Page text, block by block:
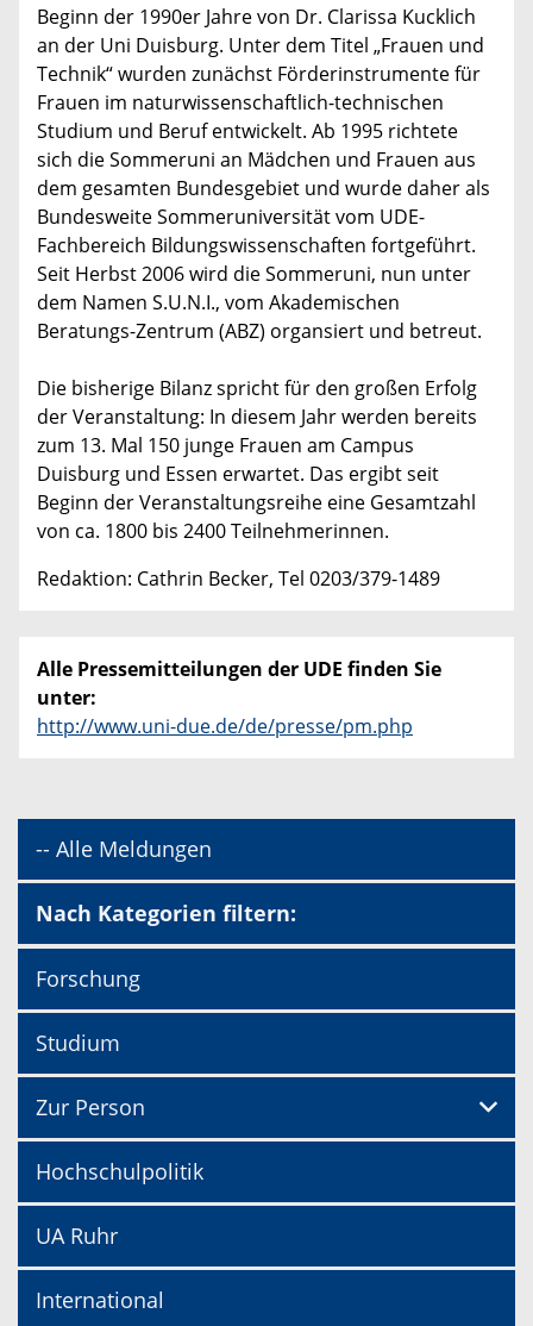
Beginn der 1990er Jahre von Dr. Clarissa Kucklich
an der Uni Duisburg. Unter dem Titel „Frauen und
Technik“ wurden zunächst Förderinstrumente für
Frauen im naturwissenschaftlich-technischen
Studium und Beruf entwickelt. Ab 1995 richtete
sich die Sommeruni an Mädchen und Frauen aus
dem gesamten Bundesgebiet und wurde daher als
Bundesweite Sommeruniversität vom UDE-
Fachbereich Bildungswissenschaften fortgeführt.
Seit Herbst 2006 wird die Sommeruni, nun unter
dem Namen S.U.N.I., vom Akademischen
Beratungs-Zentrum (ABZ) organsiert und betreut.
Die bisherige Bilanz spricht für den großen Erfolg
der Veranstaltung: In diesem Jahr werden bereits
zum 13. Mal 150 junge Frauen am Campus
Duisburg und Essen erwartet. Das ergibt seit
Beginn der Veranstaltungsreihe eine Gesamtzahl
von ca. 1800 bis 2400 Teilnehmerinnen.
Redaktion: Cathrin Becker, Tel 0203/379-1489
Alle Pressemitteilungen der UDE finden Sie
unter:
http://www.uni-due.de/de/presse/pm.php
-- Alle Meldungen
Nach Kategorien filtern:
Forschung
Studium
Zur Person
Hochschulpolitik
UA Ruhr
International